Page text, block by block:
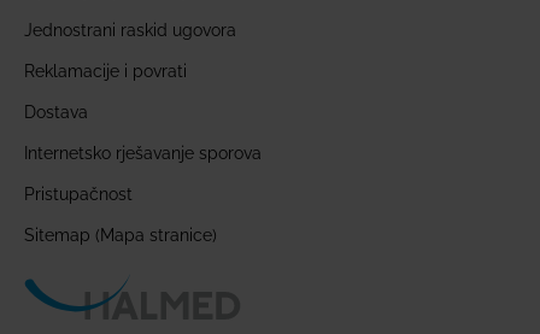
Jednostrani raskid ugovora
Reklamacije i povrati
Dostava
Internetsko rješavanje sporova
Pristupačnost
Sitemap (Mapa stranice)